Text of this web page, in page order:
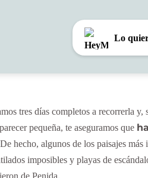
Lo
tres días completos a recorrerla
pequeña, te aseguramos que
hecho, algunos de los paisajes
imposibles y playas de
de Penida.